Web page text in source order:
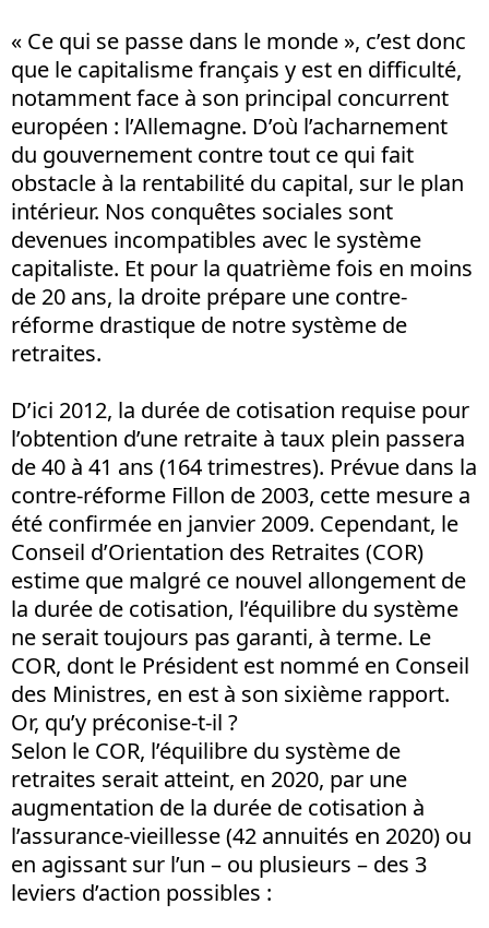
« Ce qui se passe dans le monde », c’est donc
que le capitalisme français y est en difficulté,
notamment face à son principal concurrent
européen : l’Allemagne. D’où l’acharnement
du gouvernement contre tout ce qui fait
obstacle à la rentabilité du capital, sur le plan
intérieur. Nos conquêtes sociales sont
devenues incompatibles avec le système
capitaliste. Et pour la quatrième fois en moins
de 20 ans, la droite prépare une contre-
réforme drastique de notre système de
retraites.
D’ici 2012, la durée de cotisation requise pour
l’obtention d’une retraite à taux plein passera
de 40 à 41 ans (164 trimestres). Prévue dans la
contre-réforme Fillon de 2003, cette mesure a
été confirmée en janvier 2009. Cependant, le
Conseil d’Orientation des Retraites (COR)
estime que malgré ce nouvel allongement de
la durée de cotisation, l’équilibre du système
ne serait toujours pas garanti, à terme. Le
COR, dont le Président est nommé en Conseil
des Ministres, en est à son sixième rapport.
Or, qu’y préconise-t-il ?
Selon le COR, l’équilibre du système de
retraites serait atteint, en 2020, par une
augmentation de la durée de cotisation à
l’assurance-vieillesse (42 annuités en 2020) ou
en agissant sur l’un – ou plusieurs – des 3
leviers d’action possibles :